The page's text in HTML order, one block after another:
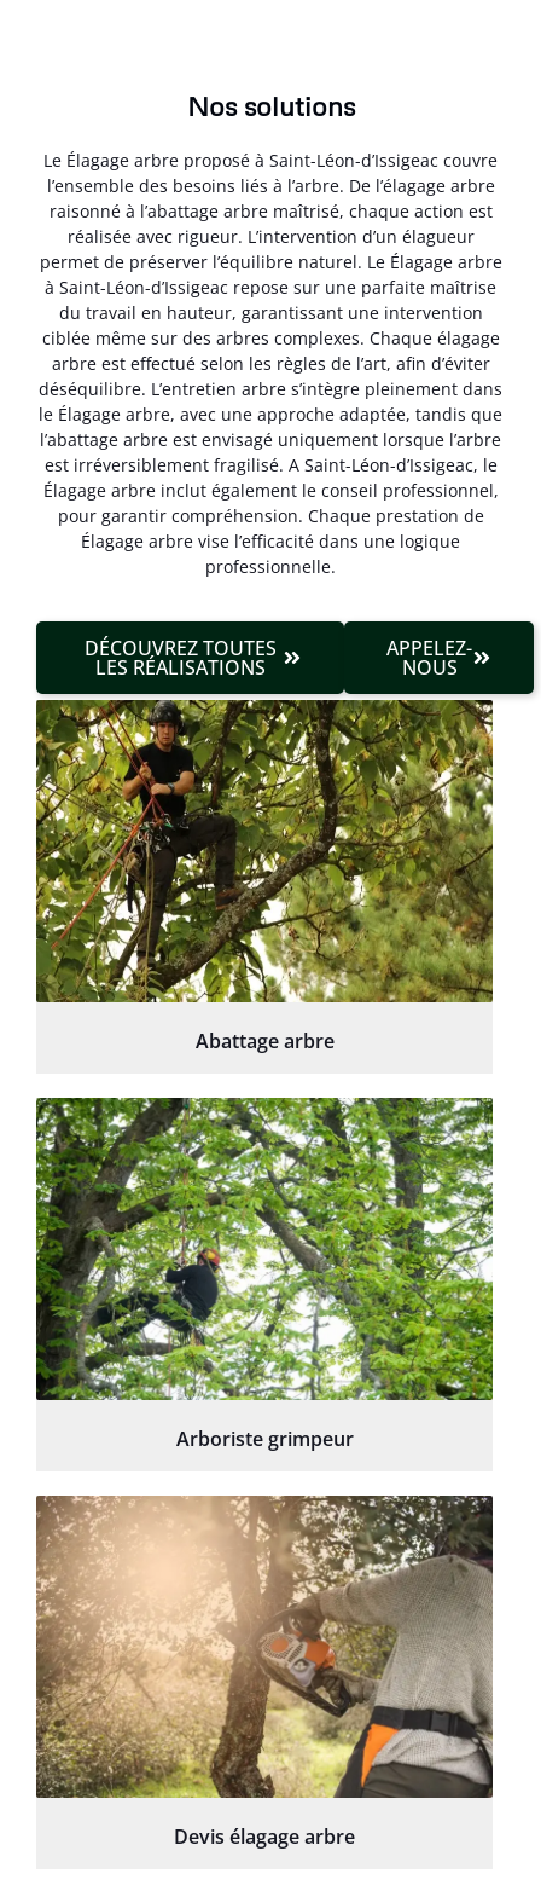
Nos solutions
Le Élagage arbre proposé à Saint-Léon-d’Issigeac couvre
l’ensemble des besoins liés à l’arbre. De l’élagage arbre
raisonné à l’abattage arbre maîtrisé, chaque action est
réalisée avec rigueur. L’intervention d’un élagueur
permet de préserver l’équilibre naturel. Le Élagage arbre
à Saint-Léon-d’Issigeac repose sur une parfaite maîtrise
du travail en hauteur, garantissant une intervention
ciblée même sur des arbres complexes. Chaque élagage
arbre est effectué selon les règles de l’art, afin d’éviter
déséquilibre. L’entretien arbre s’intègre pleinement dans
le Élagage arbre, avec une approche adaptée, tandis que
l’abattage arbre est envisagé uniquement lorsque l’arbre
est irréversible­ment fragilisé. A Saint-Léon-d’Issigeac, le
Élagage arbre inclut également le conseil professionnel,
pour garantir compréhension. Chaque prestation de
Élagage arbre vise l’efficacité dans une logique
professionnelle.
DÉCOUVREZ TOUTES
LES RÉALISATIONS
APPELEZ-
NOUS
Abattage arbre
Arboriste grimpeur
Devis élagage arbre